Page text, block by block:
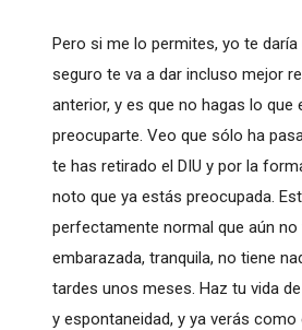
Pero si me lo permites, yo te
seguro te va a dar incluso mejor
anterior, y es que no hagas lo que
preocuparte. Veo que sólo ha
te has retirado el DIU y por la
noto que ya estás preocupada.
perfectamente normal que aún no
embarazada, tranquila, no tiene
tardes unos meses. Haz tu vida
y espontaneidad, y ya verás